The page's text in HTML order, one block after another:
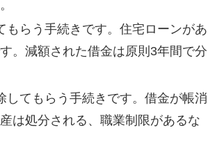
らう手続きです。住宅ローンがあ
。減額された借金は原則3年間で分
てもらう手続きです。借金が帳消
は処分される、職業制限があるな